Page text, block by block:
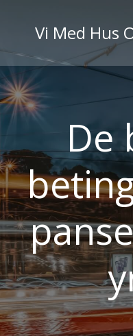
Vi Med Hus
De